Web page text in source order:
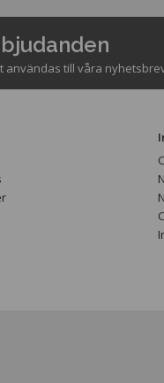
användas till våra